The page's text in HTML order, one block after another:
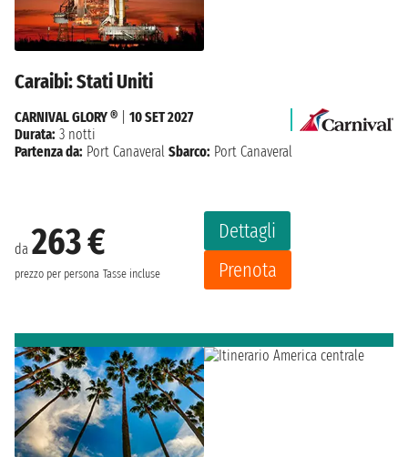
Caraibi: Stati Uniti
da 263 €
prezzo per persona Tasse incluse
Dettagli
Prenota
CARNIVAL GLORY ®
10 SET 2027
Durata: 3 notti
Partenza da: Port Canaveral Sbarco: Port Canaveral